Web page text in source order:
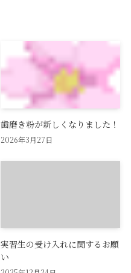
歯磨き粉が新しくなりました！
2026年3月27日
実習生の受け入れに関するお願
い